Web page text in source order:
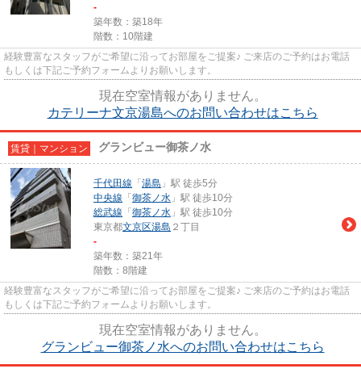
-
築年数：築18年
階数：10階建
経験豊富なスタッフがご希望に沿ってお部屋をご提案♪ ご来店のご予約はお電話
もしくは下記ご予約フォームよりお願いします。
現在空室情報がありません。
カテリーナ文京湯島へのお問い合わせはこちら
賃貸｜マンション グランビュー御茶ノ水
千代田線 「 湯島 」駅 徒歩5分
中央線 「 御茶ノ水 」駅 徒歩10分
総武線 「 御茶ノ水 」駅 徒歩10分
東京都文京区湯島 ２丁目
-
築年数：築21年
階数：8階建
経験豊富なスタッフがご希望に沿ってお部屋をご提案♪ ご来店のご予約はお電話
もしくは下記ご予約フォームよりお願いします。
現在空室情報がありません。
グランビュー御茶ノ水へのお問い合わせはこちら